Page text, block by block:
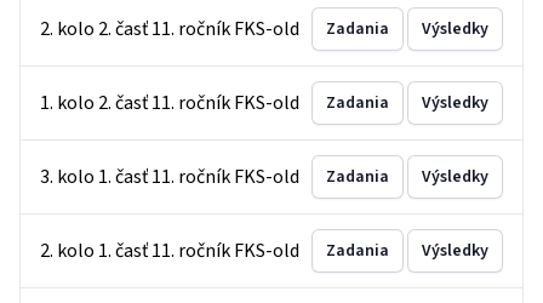
2. kolo 2. časť 11. ročník FKS-old Zadania Výsledky
1. kolo 2. časť 11. ročník FKS-old Zadania Výsledky
3. kolo 1. časť 11. ročník FKS-old Zadania Výsledky
2. kolo 1. časť 11. ročník FKS-old Zadania Výsledky